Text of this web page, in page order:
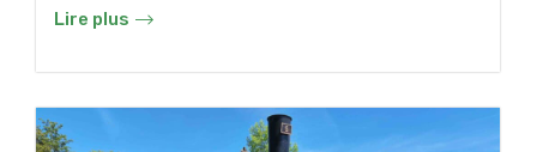
Lire plus